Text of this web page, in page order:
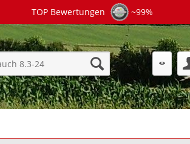
TOP Bewertungen ~99%